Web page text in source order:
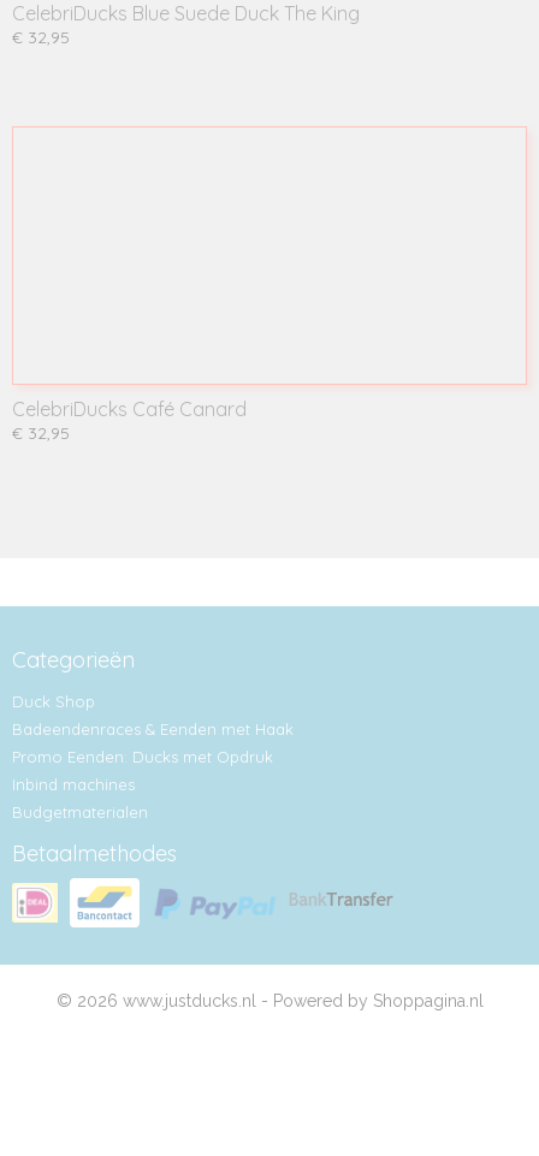
CelebriDucks Blue Suede Duck The King
€ 32,95
CelebriDucks Café Canard
€ 32,95
Categorieën
Duck Shop
Badeendenraces & Eenden met Haak
Promo Eenden: Ducks met Opdruk
Inbind machines
Budgetmaterialen
Betaalmethodes
© 2026 www.justducks.nl - Powered by Shoppagina.nl